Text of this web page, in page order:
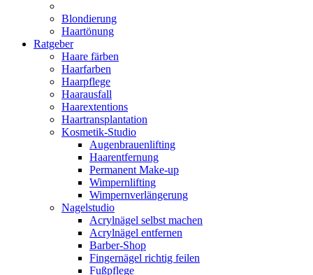
Blondierung
Haartönung
Ratgeber
Haare färben
Haarfarben
Haarpflege
Haarausfall
Haarextentions
Haartransplantation
Kosmetik-Studio
Augenbrauenlifting
Haarentfernung
Permanent Make-up
Wimpernlifting
Wimpernverlängerung
Nagelstudio
Acrylnägel selbst machen
Acrylnägel entfernen
Barber-Shop
Fingernägel richtig feilen
Fußpflege